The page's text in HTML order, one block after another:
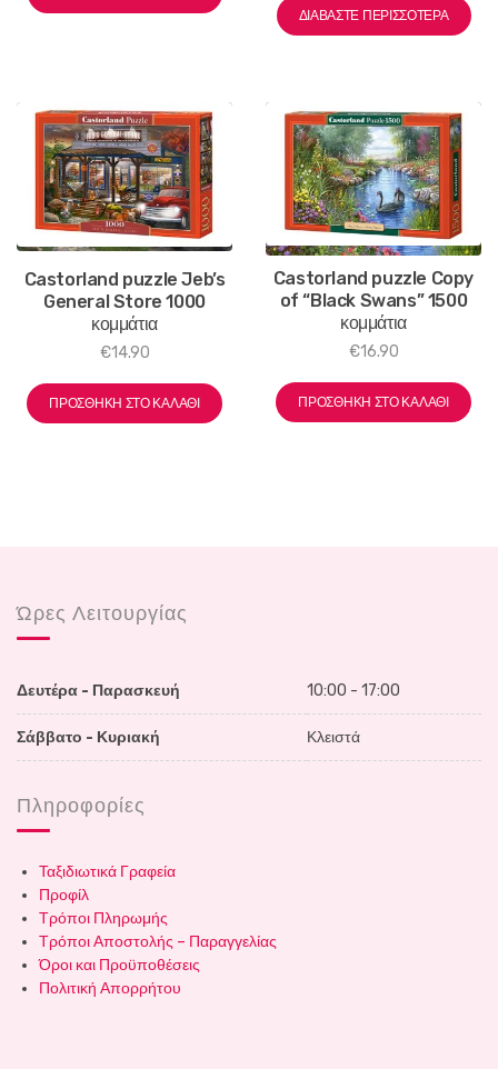
ΔΙΑΒΆΣΤΕ ΠΕΡΙΣΣΌΤΕΡΑ
Castorland puzzle Jeb’s
General Store 1000
κομμάτια
€14.90
ΠΡΟΣΘΉΚΗ ΣΤΟ ΚΑΛΆΘΙ
Castorland puzzle Copy
of “Black Swans” 1500
κομμάτια
€16.90
ΠΡΟΣΘΉΚΗ ΣΤΟ ΚΑΛΆΘΙ
Ώρες Λειτουργίας
Δευτέρα - Παρασκευή 10:00 - 17:00
Σάββατο - Κυριακή Κλειστά
Πληροφορίες
Ταξιδιωτικά Γραφεία
Προφίλ
Τρόποι Πληρωμής
Τρόποι Αποστολής – Παραγγελίας
Όροι και Προϋποθέσεις
Πολιτική Απορρήτου